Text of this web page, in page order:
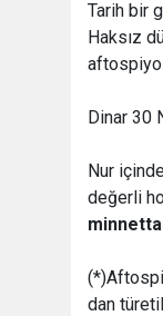
Tarih bir
Haksız
Dinar 30
Nur
değerli
dan